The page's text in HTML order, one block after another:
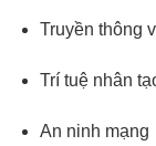
Truyền thông
Trí tuệ nhân
An ninh mạng